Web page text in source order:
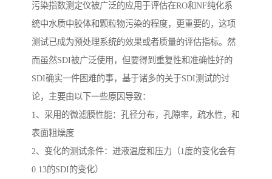
污染指数测定仪被广泛的应用于评估在RO和NF纯化系
统中水质中胶体和颗粒物污染的程度，更重要的，这项
测试已成为预处理系统的效果或者质量的评估指标。然
而虽然SDI被广泛使用，但要得到重复性和准确性好的
SDI确实一件困难的事，基于诸多的关于SDI测试的讨
论，主要由以下一些原因导致：
1、采用的微滤膜性能：孔径分布，孔隙率，疏水性，和
表面粗燥度
2、变化的测试条件：进液温度和压力（1度的变化会有
0.13的SDI的变化）